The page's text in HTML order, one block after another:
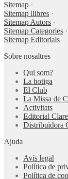
Sitemap ·
Sitemap llibres ·
Sitemap Autors ·
Sitemap Categories ·
Sitemap Editorials
Sobre nosaltres
Qui som?
La botiga
El Club
La Missa de
Activitats
Editorial
Distribuïdora
Ajuda
Avís legal
Política de
Política de